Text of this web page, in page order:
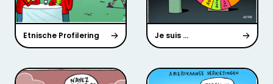
Etnische Profilering Je suis ...